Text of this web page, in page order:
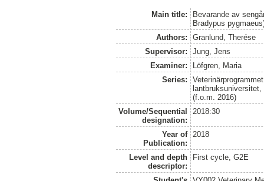
Main title:
Bevarande av
Bradypus
Authors:
Granlund, Therése
Supervisor:
Jung, Jens
Examiner:
Löfgren, Maria
Series:
(f.o.m. 2016)
Volume/Sequential
designation:
2018:30
Year of
Publication:
2018
Level and depth
descriptor:
First cycle, G2E